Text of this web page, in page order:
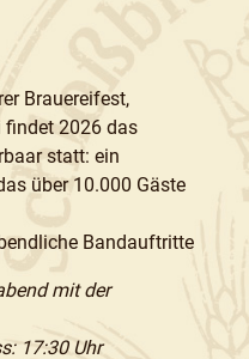
Brauereifest,
2026 das
statt: ein
über 10.000 Gäste
Bandauftritte
mit der
17:30 Uhr